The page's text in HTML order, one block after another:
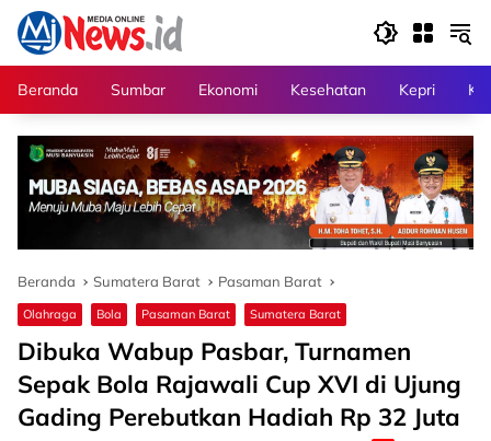
Langsung
konten
Beranda
Sumbar Ekonomi Kesehatan Kepri
Beranda Sumatera Barat Pasaman Barat
Olahraga Bola Pasaman Barat Sumatera Barat
Dibuka Wabup Pasbar, Turnamen
Sepak Bola Rajawali Cup XVI di Ujung
Gading Perebutkan Hadiah Rp 32 Juta